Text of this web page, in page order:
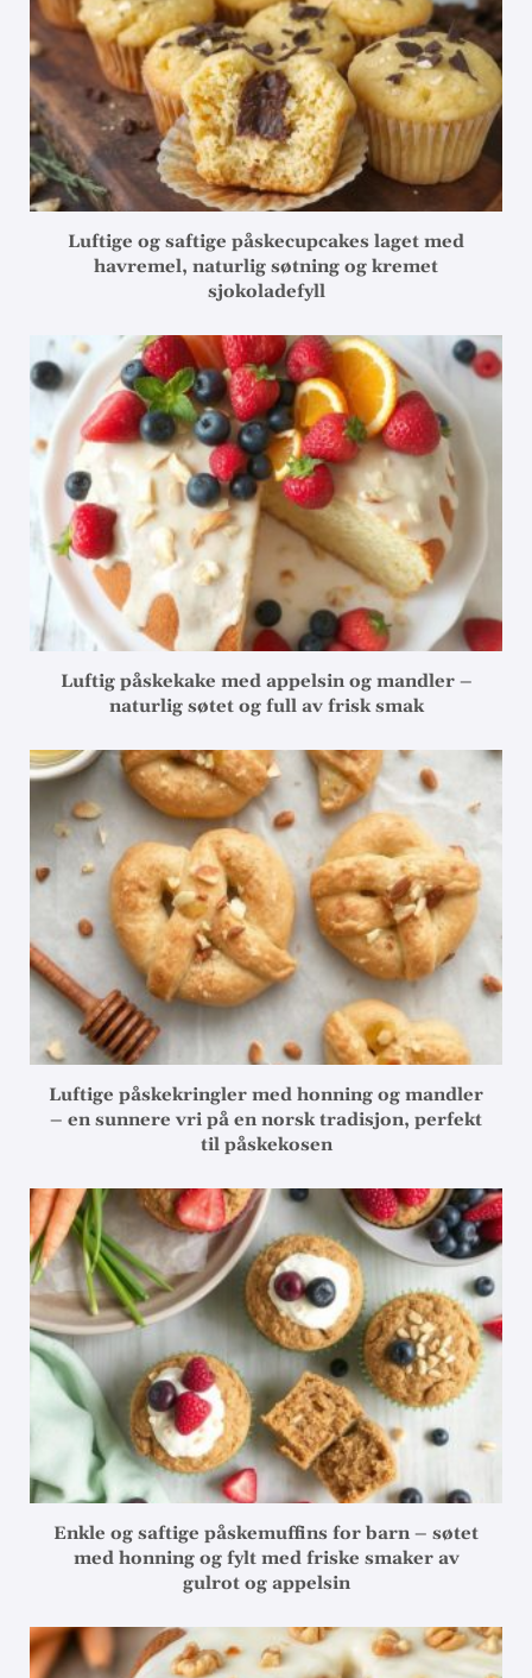
Luftige og saftige påskecupcakes laget med
havremel, naturlig søtning og kremet
sjokoladefyll
Luftig påskekake med appelsin og mandler –
naturlig søtet og full av frisk smak
Luftige påskekringler med honning og mandler
– en sunnere vri på en norsk tradisjon, perfekt
til påskekosen
Enkle og saftige påskemuffins for barn – søtet
med honning og fylt med friske smaker av
gulrot og appelsin